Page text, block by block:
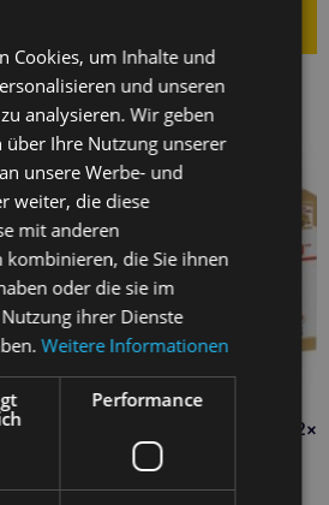
Dog
ROYAL CANIN Shih Tzu
Nassfutter für Hunde
Cookies, um Inhalte und
und unseren
analysieren. Wir geben
Ihre Nutzung unserer
unsere Werbe- und
weiter, die diese
mit anderen
die Sie ihnen
oder die sie im
ihrer Dienste
Weitere Informationen
Performance